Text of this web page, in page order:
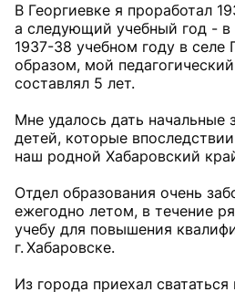
В Георгиевке я проработал
а следующий учебный год - в
1937-38 учебном году в селе
образом, мой
составлял 5 лет.
Мне удалось дать начальные
детей, которые
наш родной Хабаровский
Отдел образования очень
ежегодно летом, в течение
учебу для повышения
г. Хабаровске.
Из города приехал